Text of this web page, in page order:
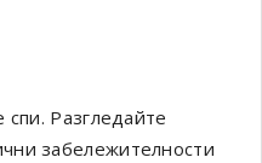
Разгледайте
забележителности